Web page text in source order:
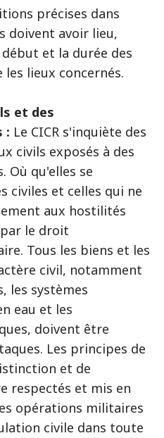
précises dans
doivent avoir lieu,
et la durée des
les lieux concernés.
et des
: Le CICR s'inquiète des
civils exposés à des
Où qu'elles se
civiles et celles qui ne
aux hostilités
le droit
Tous les biens et les
civil, notamment
les systèmes
eau et les
doivent être
Les principes de
et de
respectés et mis en
opérations militaires
civile dans toute